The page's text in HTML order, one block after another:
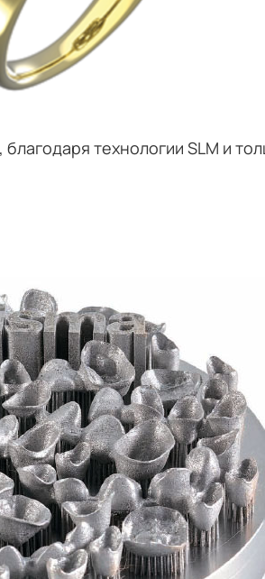
технологии SLM и